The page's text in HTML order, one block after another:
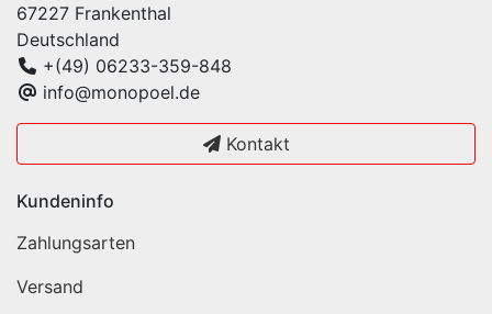
67227 Frankenthal
Deutschland
+(49) 06233-359-848
info@monopoel.de
Kontakt
Kundeninfo
Zahlungsarten
Versand